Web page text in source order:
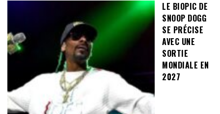
LE BIOPIC DE
SNOOP DOGG
SE PRÉCISE
AVEC UNE
SORTIE
MONDIALE EN
2027